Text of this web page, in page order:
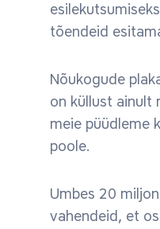
tõendeid
Nõukogude
on küllust ainult
meie püüdleme
poole.
Umbes 20
vahendeid, et